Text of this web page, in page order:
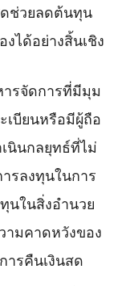
ดช่วยลดต้นทุน
ได้อย่างสิ้นเชิง
รจัดการที่มีมุม
เบียนหรือมีผู้ถือ
นินกลยุทธ์ที่ไม่
รลงทุนในการ
นในสิ่งอำนวย
ามคาดหวังของ
ารคืนเงินสด